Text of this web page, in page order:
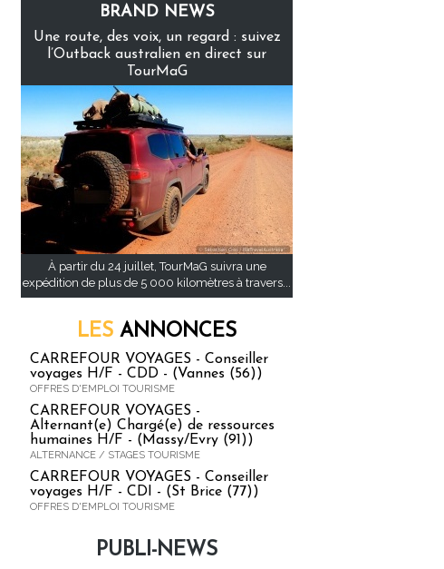
BRAND NEWS
Une route, des voix, un regard : suivez
l’Outback australien en direct sur
TourMaG
À partir du 24 juillet, TourMaG suivra une
expédition de plus de 5 000 kilomètres à travers...
LES ANNONCES
CARREFOUR VOYAGES - Conseiller
voyages H/F - CDD - (Vannes (56))
OFFRES D'EMPLOI TOURISME
CARREFOUR VOYAGES -
Alternant(e) Chargé(e) de ressources
humaines H/F - (Massy/Evry (91))
ALTERNANCE / STAGES TOURISME
CARREFOUR VOYAGES - Conseiller
voyages H/F - CDI - (St Brice (77))
OFFRES D'EMPLOI TOURISME
PUBLI-NEWS